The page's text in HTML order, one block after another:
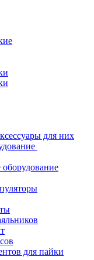
для них
для пайки